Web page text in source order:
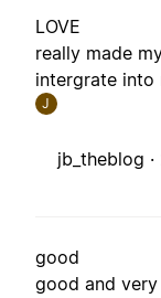
LOVE
really made
intergrate into
J
jb_theblog ·
good
good and